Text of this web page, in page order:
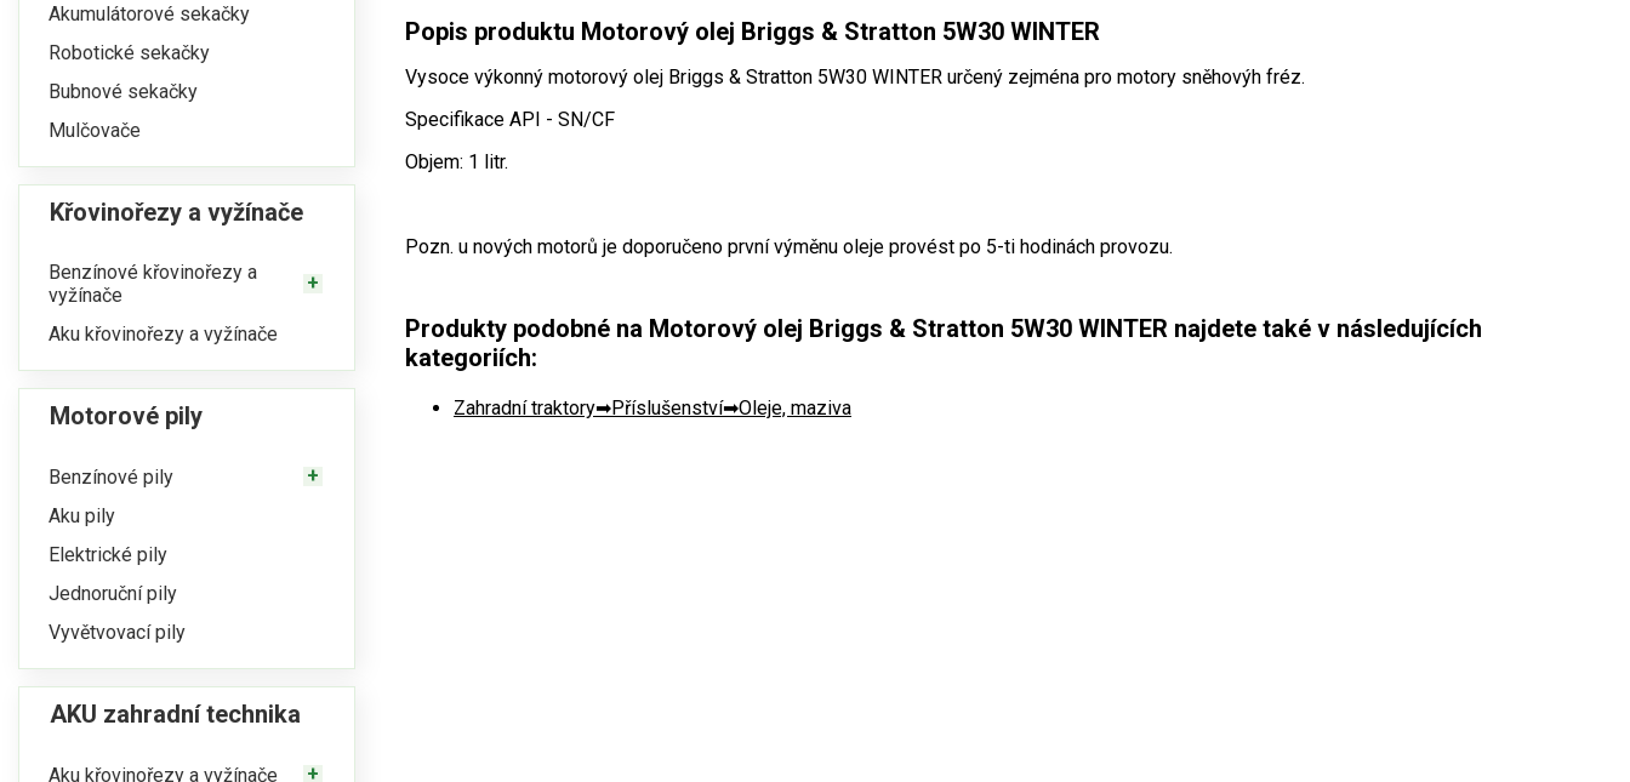
Akumulátorové sekačky
Robotické sekačky
Bubnové sekačky
Mulčovače
Křovinořezy a vyžínače
Benzínové křovinořezy a
vyžínače
Aku křovinořezy a vyžínače
Motorové pily
Benzínové pily
Aku pily
Elektrické pily
Jednoruční pily
Vyvětvovací pily
AKU zahradní technika
Aku křovinořezy a vyžínače
Popis produktu Motorový olej Briggs & Stratton 5W30 WINTER
Vysoce výkonný motorový olej Briggs & Stratton 5W30 WINTER určený zejména pro motory sněhovýh fréz.
Specifikace API - SN/CF
Objem: 1 litr.
Pozn. u nových motorů je doporučeno první výměnu oleje provést po 5-ti hodinách provozu.
Produkty podobné na Motorový olej Briggs & Stratton 5W30 WINTER najdete také v následujících
kategoriích:
Zahradní traktory Příslušenství Oleje, maziva